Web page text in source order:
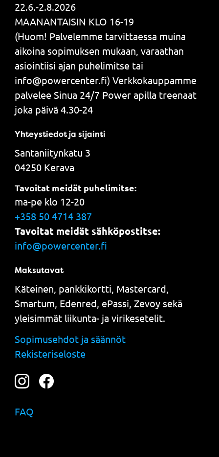
22.6.-2.8.2026
MAANANTAISIN KLO 16-19
(Huom! Palvelemme tarvittaessa muina
aikoina sopimuksen mukaan, varaathan
asiointiisi ajan puhelimitse tai
info@powercenter.fi) Verkkokauppamme
palvelee Sinua 24/7 Power apilla treenaat
joka päivä 4.30-24
Yhteystiedot ja sijainti
Santaniitynkatu 3
04250 Kerava
Tavoitat meidät puhelimitse:
ma-pe klo 12-20
+358 50 4714 387
Tavoitat meidät sähköpostitse:
info@powercenter.fi
Maksutavat
Käteinen, pankkikortti, Mastercard,
Smartum, Edenred, ePassi, Zevoy sekä
yleisimmät liikunta- ja virikesetelit.
Sopimusehdot ja säännöt
Rekisteriseloste
FAQ